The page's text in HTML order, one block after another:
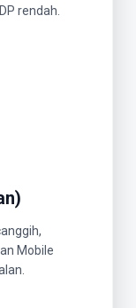
rendah.
Mobile